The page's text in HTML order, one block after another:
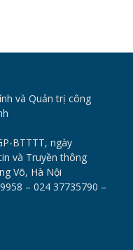
và Quản trị công
BTTTT, ngày
và Truyền thông
Võ, Hà Nội
– 024 37735790 –